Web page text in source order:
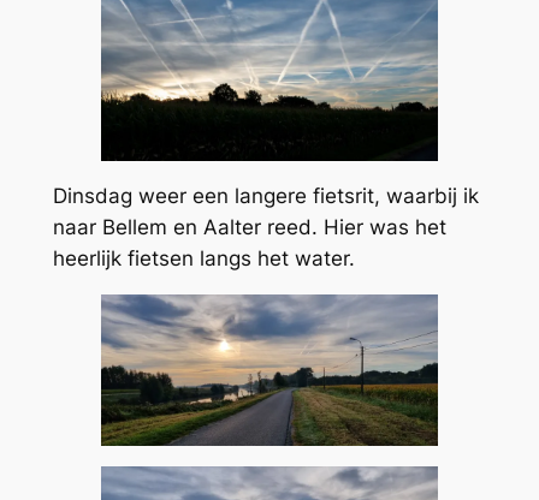
Dinsdag weer een langere fietsrit, waarbij ik
naar Bellem en Aalter reed. Hier was het
heerlijk fietsen langs het water.